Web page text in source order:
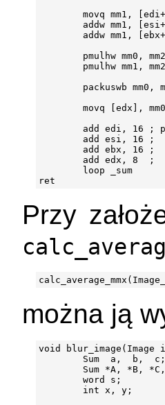
movq mm1,
addw mm1,
addw mm1,
pmulhw mm0,
pmulhw mm1,
packuswb mm0,
movq [edx],
add edi, 16 ;
        add esi, 16 ;
        add ebx, 16 ;
        add edx, 8  ;
        loop _sum
Przy
można ją
void blur_image(Image
        Sum  a,  b,  c;
Sum *A, *B,
        word s;
        int x, y;